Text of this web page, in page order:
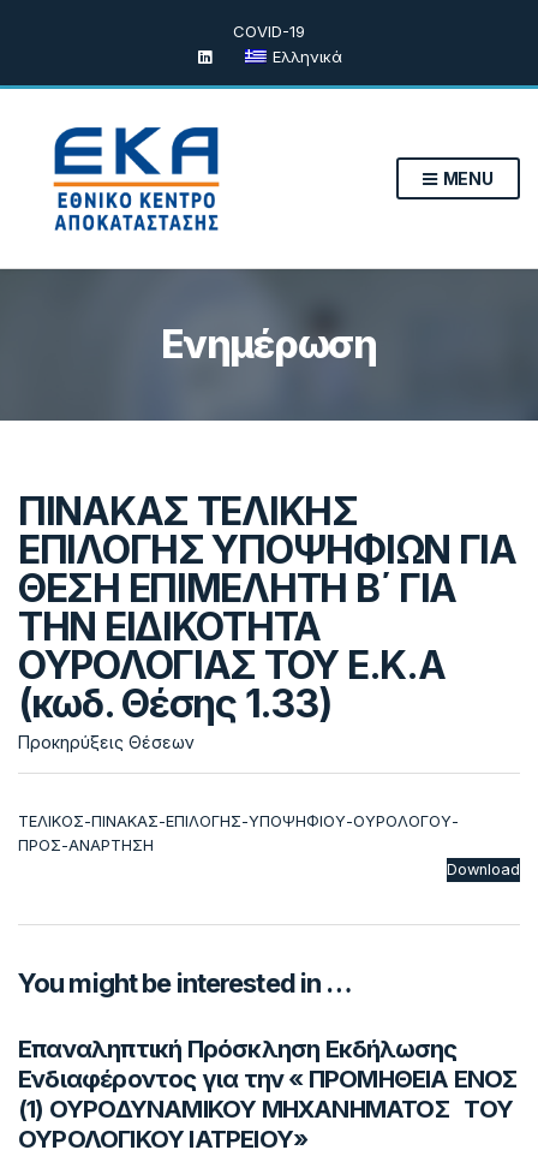
COVID-19
Ελληνικά
MENU
Ενημέρωση
ΠΙΝΑΚΑΣ ΤΕΛΙΚΗΣ
ΕΠΙΛΟΓΗΣ ΥΠΟΨΗΦΙΩΝ ΓΙΑ
ΘΕΣΗ ΕΠΙΜΕΛΗΤΗ Β΄ ΓΙΑ
ΤΗΝ ΕΙΔΙΚΟΤΗΤΑ
ΟΥΡΟΛΟΓΙΑΣ ΤΟΥ Ε.Κ.Α
(κωδ. Θέσης 1.33)
Προκηρύξεις Θέσεων
ΤΕΛΙΚΟΣ-ΠΙΝΑΚΑΣ-ΕΠΙΛΟΓΗΣ-ΥΠΟΨΗΦΙΟΥ-ΟΥΡΟΛΟΓΟΥ-
ΠΡΟΣ-ΑΝΑΡΤΗΣΗ
Download
You might be interested in …
Επαναληπτική Πρόσκληση Εκδήλωσης
Ενδιαφέροντος για την « ΠΡΟΜΗΘΕΙΑ ΕΝΟΣ
(1) ΟΥΡΟΔΥΝΑΜΙΚΟΥ ΜΗΧΑΝΗΜΑΤΟΣ ΤΟΥ
ΟΥΡΟΛΟΓΙΚΟΥ ΙΑΤΡΕΙΟΥ»